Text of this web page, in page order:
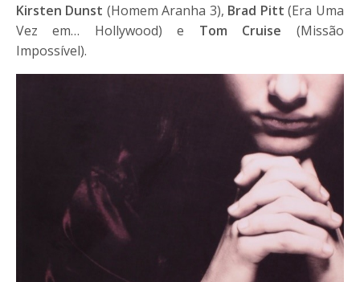
Kirsten Dunst (Homem Aranha 3), Brad Pitt (Era Uma
Vez em… Hollywood) e Tom Cruise (Missão
Impossível).